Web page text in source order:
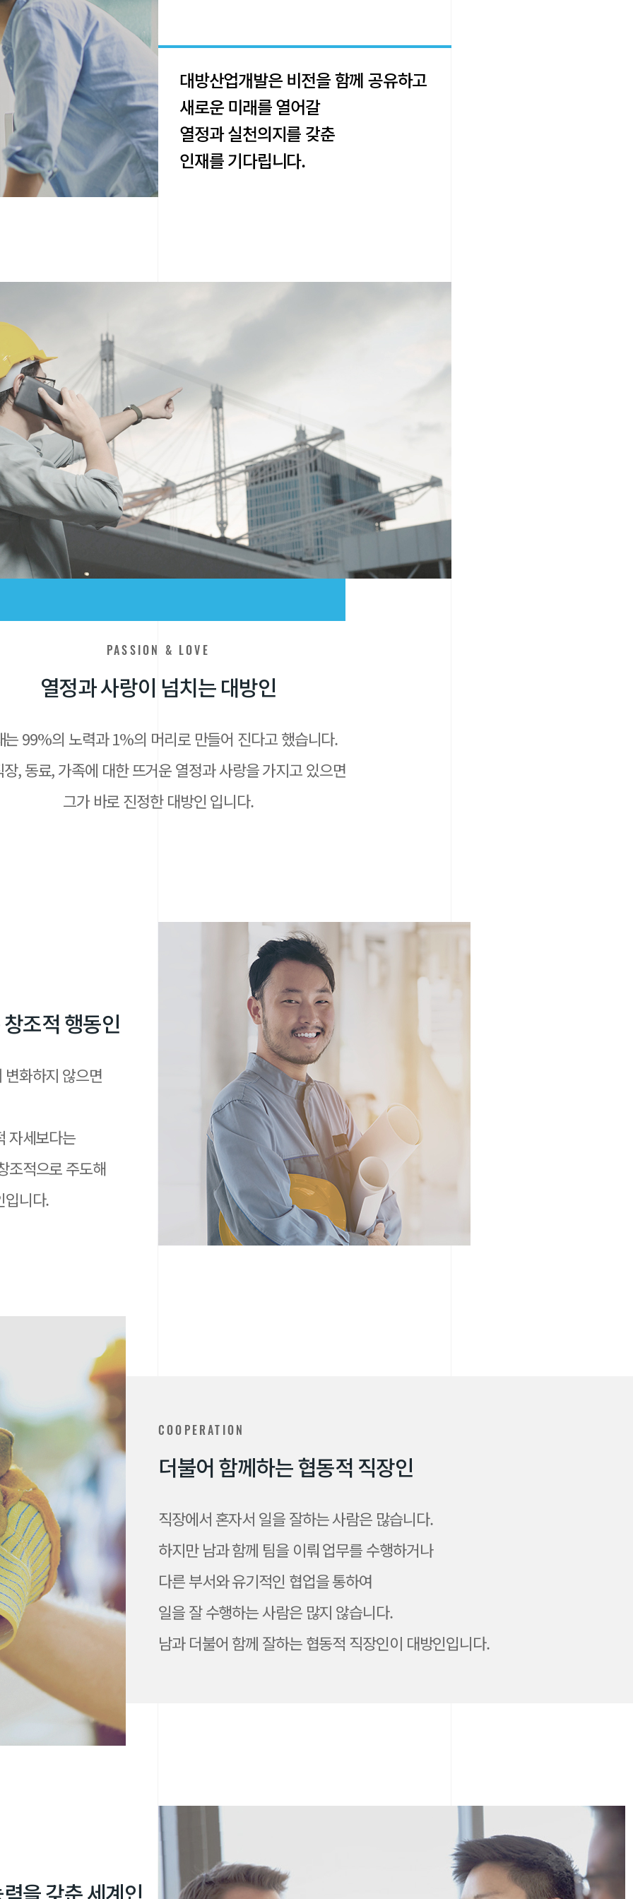
대방산업개발은 비전을 함께 공유하고
새로운 미래를 열어갈
열정과 실천의지를 갖춘
인재를 기다립니다.
PASSION & LOVE
열정과사랑이 넘치는대방인
는 99%의 노력과 1%의 머리로 만들어 진다고 했습니다.
장, 동료, 가족에 대한뜨거운 열정과 사랑을 가지고 있으면
그가 바로 진정한 대방인 입니다.
창조적행동인
화하지 않으면
자세보다는
조적으로 주도해
입니다.
COOPERATION
더불어함께하는협동적직장인
직장에서 혼자서 일을 잘하는 사람은 많습니다.
하지만 남과 함께 팀을 이뤄 업무를 수행하거나
다른 부서와 유기적인 협업을 통하여
일을 잘 수행하는 사람은 많지 않습니다.
남과 더불어 함께 잘하는 협동적 직장인이 대방인입니다.
력을갖춘세계인